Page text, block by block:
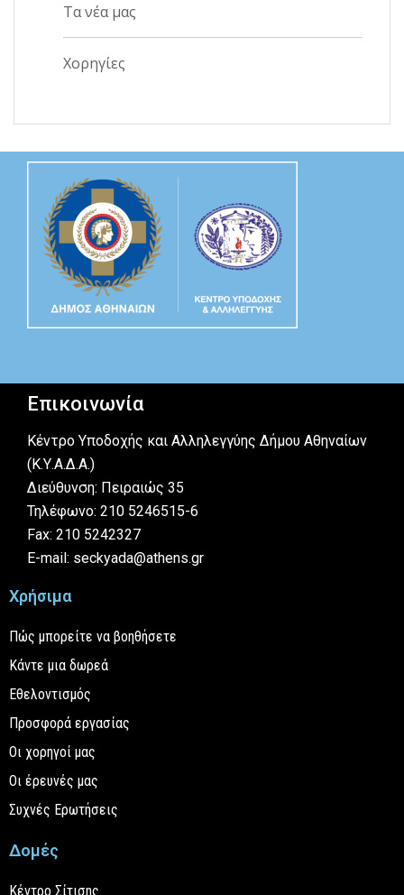
Τα νέα μας
Χορηγίες
Επικοινωνία
Κέντρο Υποδοχής και Αλληλεγγύης Δήμου Αθηναίων
(Κ.Υ.Α.Δ.Α.)
Διεύθυνση: Πειραιώς 35
Τηλέφωνο: 210 5246515-6
Fax: 210 5242327
E-mail: seckyada@athens.gr
Χρήσιμα
Πώς μπορείτε να βοηθήσετε
Κάντε μια δωρεά
Εθελοντισμός
Προσφορά εργασίας
Οι χορηγοί μας
Οι έρευνές μας
Συχνές Ερωτήσεις
Δομές
Κέντρο Σίτισης